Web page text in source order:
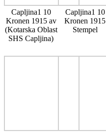
Capljina1 10
Kronen 1915 av
(Kotarska Oblast
SHS Capljina)
Capljina1 10
Kronen 1915
Stempel